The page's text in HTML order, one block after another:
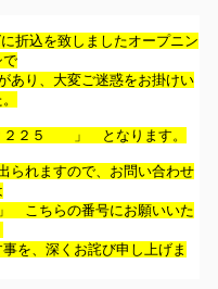
！（津田沼店）
た！（瑞江店）
！（津田沼店）
た！（イオン葛西店）
た！（新浦安店）
！（津田沼店）
！（イオン葛西店）
！（新浦安店）
た！（武蔵狭山店）
折込を致しましたオープニン
で
あり、大変ご迷惑をお掛けい
２５ 」 となります。
られますので、お問い合わせ
ちらの番号にお願いいた
を、深くお詫び申し上げま